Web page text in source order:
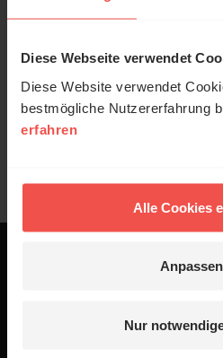
Diese Webseite verwendet
Diese Website verwendet
bestmögliche Nutzererfahrung
erfahren
Alle Cookies
Anpassen
Nur
Stv. Vorstandsvorsitzender
ERF – Der Sinnsender